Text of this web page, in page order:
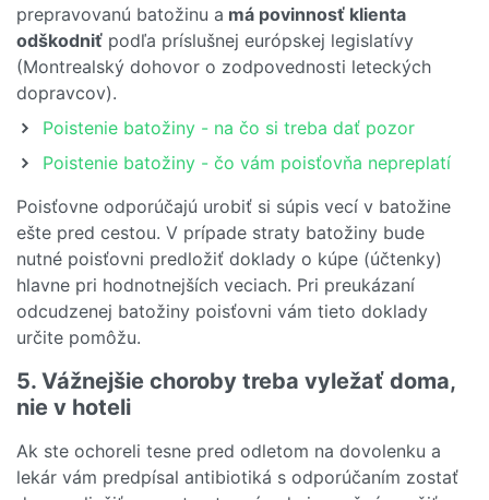
prepravovanú batožinu a má povinnosť klienta
odškodniť podľa príslušnej európskej legislatívy
(Montrealský dohovor o zodpovednosti leteckých
dopravcov).
Poistenie batožiny - na čo si treba dať pozor
Poistenie batožiny - čo vám poisťovňa nepreplatí
Poisťovne odporúčajú urobiť si súpis vecí v batožine
ešte pred cestou. V prípade straty batožiny bude
nutné poisťovni predložiť doklady o kúpe (účtenky)
hlavne pri hodnotnejších veciach. Pri preukázaní
odcudzenej batožiny poisťovni vám tieto doklady
určite pomôžu.
5. Vážnejšie choroby treba vyležať doma,
nie v hoteli
Ak ste ochoreli tesne pred odletom na dovolenku a
lekár vám predpísal antibiotiká s odporúčaním zostať